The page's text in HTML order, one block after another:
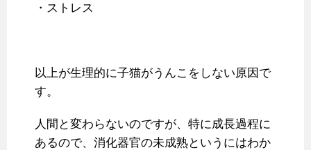
・ストレス
以上が生理的に子猫がうんこをしない原因で
す。
人間と変わらないのですが、特に成長過程に
あるので、消化器官の未成熟というにはわか